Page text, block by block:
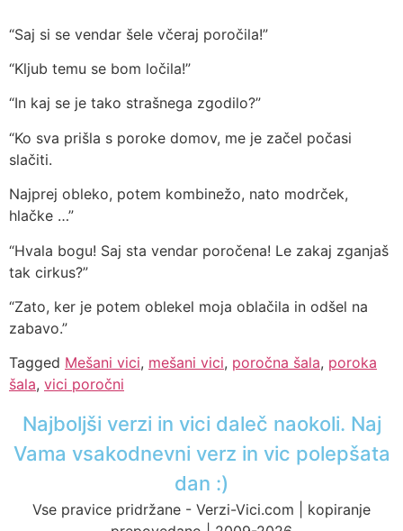
“Saj si se vendar šele včeraj poročila!”
“Kljub temu se bom ločila!”
“In kaj se je tako strašnega zgodilo?”
“Ko sva prišla s poroke domov, me je začel počasi
slačiti.
Najprej obleko, potem kombinežo, nato modrček,
hlačke …”
“Hvala bogu! Saj sta vendar poročena! Le zakaj zganjaš
tak cirkus?”
“Zato, ker je potem oblekel moja oblačila in odšel na
zabavo.”
Tagged Mešani vici, mešani vici, poročna šala, poroka
šala, vici poročni
Najboljši verzi in vici daleč naokoli. Naj
Vama vsakodnevni verz in vic polepšata
dan :)
Vse pravice pridržane - Verzi-Vici.com | kopiranje